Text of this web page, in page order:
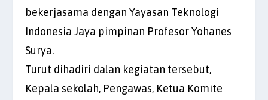
bekerjasama dengan Yayasan Teknologi
Indonesia Jaya pimpinan Profesor Yohanes
Surya.
Turut dihadiri dalan kegiatan tersebut,
Kepala sekolah, Pengawas, Ketua Komite